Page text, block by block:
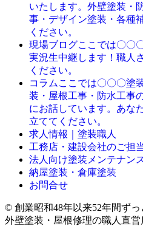
いたします。外壁塗装・
事・デザイン塗装・各種
ください。
現場ブログここでは〇〇
実況生中継します！職人
ください。
コラム ここでは〇〇〇塗
装・屋根工事・防水工事
にお話しています。あな
立ててください。
求人情報｜塗装職人
工務店・建設会社のご担
法人向け塗装メンテナン
納屋塗装・倉庫塗装
お問合せ
© 創業昭和48年以来52年間ず
外壁塗装・屋根修理の職人直